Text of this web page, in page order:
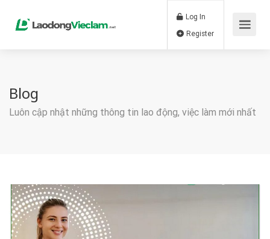
Log In
Blog
Luôn cập nhật những thông tin lao động, việc làm mới nhất